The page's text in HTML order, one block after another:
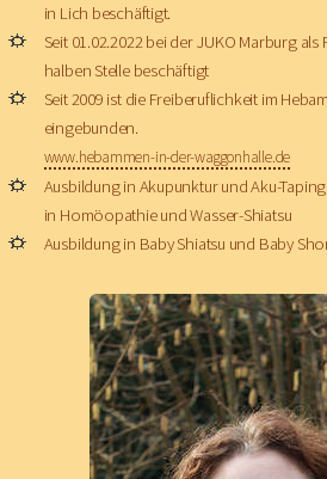
in Lich beschäftigt.
Seit 01.02.2022 bei der JUKO Marburg
halben Stelle beschäftigt
Seit 2009 ist die Freiberuflichkeit im
eingebunden.
www.hebammen-in-der-waggonhalle.de
Ausbildung in Akupunktur und Aku-
in Homöopathie und Wasser-Shiatsu
Ausbildung in Baby Shiatsu und Baby